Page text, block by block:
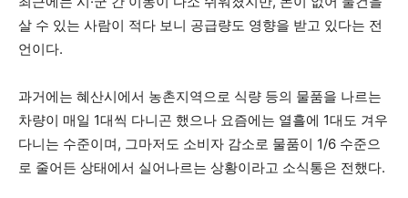
살 수 있는 사람이 적다 보니 공급량도 영향을 받고 있다는 전
언이다.
과거에는 혜산시에서 농촌지역으로 식량 등의 물품을 나르는
차량이 매일 1대씩 다니곤 했으나 요즘에는 열흘에 1대도 겨우
다니는 수준이며, 그마저도 소비자 감소로 물품이 1/6 수준으
로 줄어든 상태에서 실어나르는 상황이라고 소식통은 전했다.